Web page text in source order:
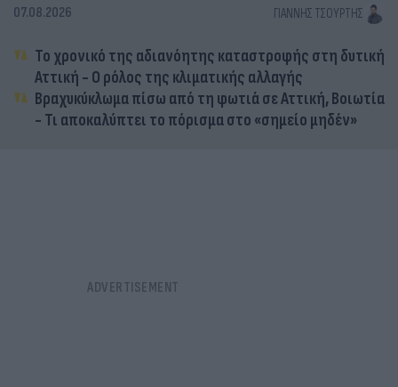
07.08.2026 ΓΙΆΝΝΗΣ ΤΣΟΎΡΤΗΣ
Το χρονικό της αδιανόητης καταστροφής στη δυτική
Αττική - Ο ρόλος της κλιματικής αλλαγής
Βραχυκύκλωμα πίσω από τη φωτιά σε Αττική, Βοιωτία
- Τι αποκαλύπτει το πόρισμα στο «σημείο μηδέν»